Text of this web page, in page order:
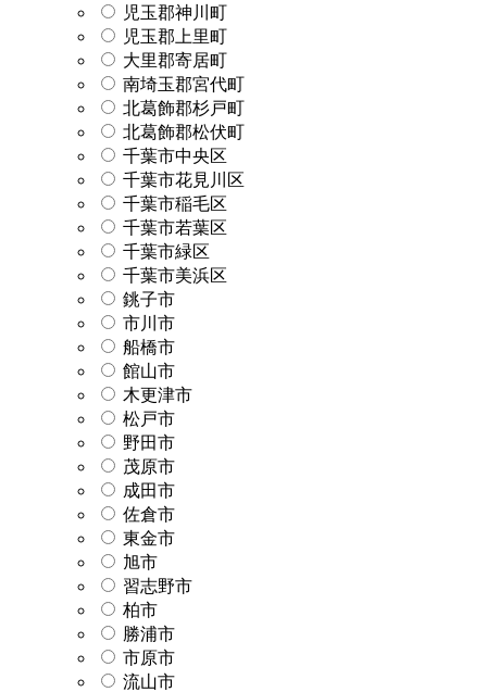
児玉郡神川町
児玉郡上里町
大里郡寄居町
南埼玉郡宮代町
北葛飾郡杉戸町
北葛飾郡松伏町
千葉市中央区
千葉市花見川区
千葉市稲毛区
千葉市若葉区
千葉市緑区
千葉市美浜区
銚子市
市川市
船橋市
館山市
木更津市
松戸市
野田市
茂原市
成田市
佐倉市
東金市
旭市
習志野市
柏市
勝浦市
市原市
流山市